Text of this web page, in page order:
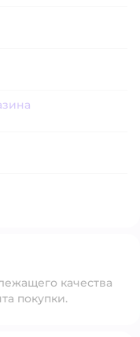
качества
покупки.